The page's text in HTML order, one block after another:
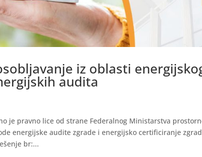
iz oblasti
audita
je pravno lice od strane Federalnog Ministarstva
energijske audite zgrade i energijsko certificiranje
br:...